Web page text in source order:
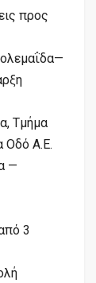
προς
Τμήμα
Οδό Α.Ε.
—
3